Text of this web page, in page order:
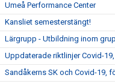
Umeå Performance Center
Kansliet semesterstängt!
Lärgrupp - Utbildning inom
Uppdaterade riktlinjer Covid-
Sandåkerns SK och Covid-19,